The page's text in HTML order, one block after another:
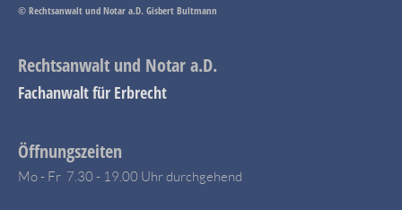
© Rechtsanwalt und Notar a.D. Gisbert Bultmann
Rechtsanwalt und Notar a.D.
Fachanwalt für Erbrecht
Öffnungszeiten
Mo - Fr 7.30 - 19.00 Uhr durchgehend